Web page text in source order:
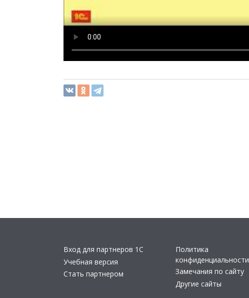
Вход для партнеров 1С
Учебная версия
Стать партнером
Политика
конфиденциальности
Замечания по сайту
Другие сайты